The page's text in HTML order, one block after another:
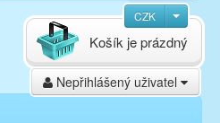
CZK
Nepřihlášený uživatel
Košík je prázdný